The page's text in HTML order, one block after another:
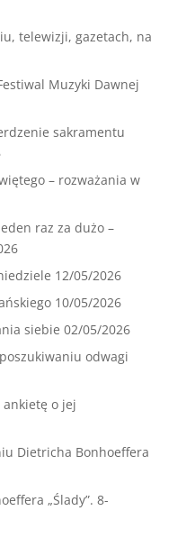
telewizji, gazetach, na
Muzyki Dawnej
sakramentu
– rozważania w
raz za dużo –
12/05/2026
10/05/2026
siebie 02/05/2026
odwagi
o jej
Dietricha Bonhoeffera
„Ślady”. 8-